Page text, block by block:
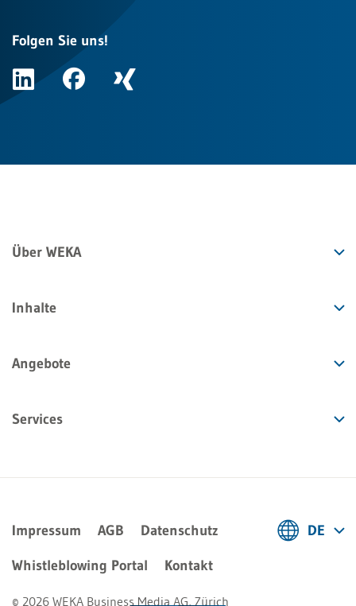
Folgen Sie uns!
Über WEKA
Inhalte
Angebote
Services
Impressum AGB
Datenschutz
Whistleblowing Portal
Kontakt
© 2026 WEKA Business Media AG, Zürich
DE